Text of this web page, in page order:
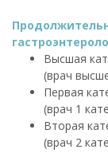
Высшая
(врач
Первая
(врач 1
Вторая
(врач 2